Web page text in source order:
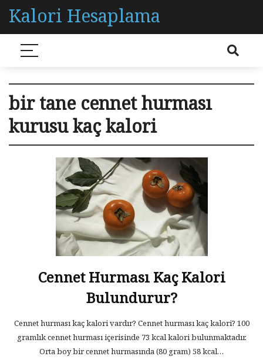
Kalori Hesaplama
bir tane cennet hurması
kurusu kaç kalori
Cennet Hurması Kaç Kalori
Bulundurur?
Cennet hurması kaç kalori vardır? Cennet hurması kaç kalori? 100
gramlık cennet hurması içerisinde 73 kcal kalori bulunmaktadır.
Orta boy bir cennet hurmasında (80 gram) 58 kcal…